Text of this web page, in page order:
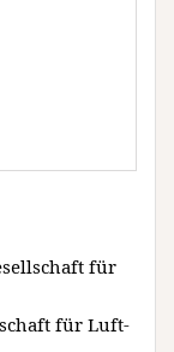
für
für Luft-